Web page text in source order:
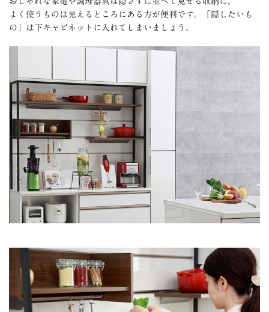
よく使うものは見えるところにある方が便利です。「隠したいも
の」は下キャビネットに入れてしまいましょう。